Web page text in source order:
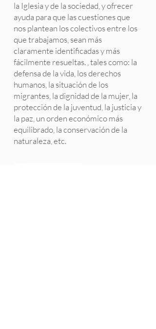
la Iglesia y de la sociedad, y ofrecer
ayuda para que las cuestiones que
nos plantean los colectivos entre los
que trabajamos, sean más
claramente identificadas y más
fácilmente resueltas. , tales como: la
defensa de la vida, los derechos
humanos, la situación de los
migrantes, la dignidad de la mujer, la
protección de la juventud, la justicia y
la paz, un orden económico más
equilibrado, la conservación de la
naturaleza, etc.